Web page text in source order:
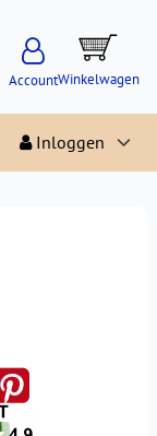
AccountWinkelwagen
Inloggen